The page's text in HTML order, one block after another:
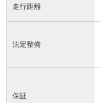
走行距離
法定整備
保証